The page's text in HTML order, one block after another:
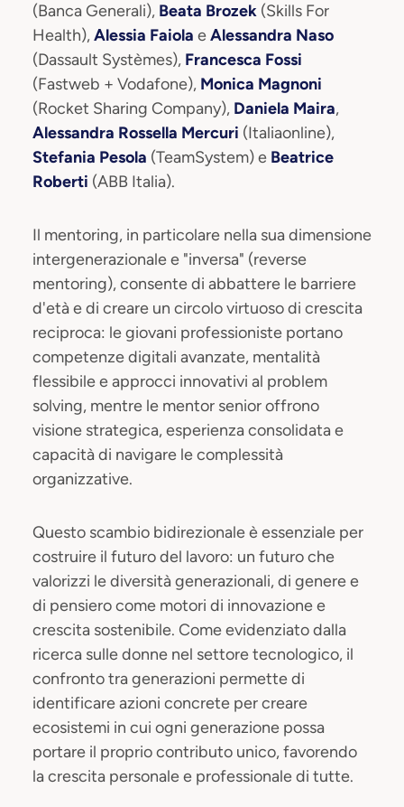
(Banca Generali), Beata Brozek (Skills For
Health),Alessia Faiola eAlessandra Naso
(Dassault Systèmes), Francesca Fossi
(Fastweb + Vodafone), Monica Magnoni
(Rocket Sharing Company), Daniela Maira,
Alessandra Rossella Mercuri (Italiaonline),
Stefania Pesola (TeamSystem) e Beatrice
Roberti (ABB Italia).
Il mentoring, in particolare nella sua dimensione
intergenerazionale e "inversa" (reverse
mentoring), consente di abbattere le barriere
d'età e di creare un circolo virtuoso di crescita
reciproca: le giovani professioniste portano
competenze digitali avanzate, mentalità
flessibile e approcci innovativi al problem
solving, mentre le mentor senior offrono
visione strategica, esperienza consolidata e
capacità di navigare le complessità
organizzative.
Questo scambio bidirezionale è essenziale per
costruire il futuro del lavoro: un futuro che
valorizzi le diversità generazionali, di genere e
di pensiero come motori di innovazione e
crescita sostenibile. Come evidenziato dalla
ricerca sulle donne nel settore tecnologico, il
confronto tra generazioni permette di
identificare azioni concrete per creare
ecosistemi in cui ogni generazione possa
portare il proprio contributo unico, favorendo
la crescita personale e professionale di tutte.